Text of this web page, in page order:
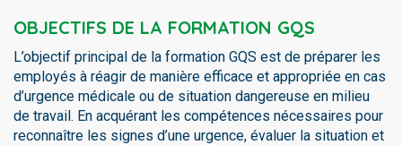
OBJECTIFS DE LA FORMATION GQS
L’objectif principal de la formation GQS est de préparer les
employés à réagir de manière efficace et appropriée en cas
d’urgence médicale ou de situation dangereuse en milieu
de travail. En acquérant les compétences nécessaires pour
reconnaître les signes d’une urgence, évaluer la situation et